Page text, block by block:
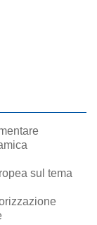
sul tema